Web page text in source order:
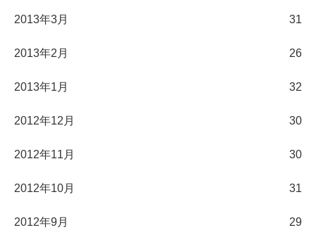
2013年3月 31
2013年2月 26
2013年1月 32
2012年12月 30
2012年11月 30
2012年10月 31
2012年9月 29